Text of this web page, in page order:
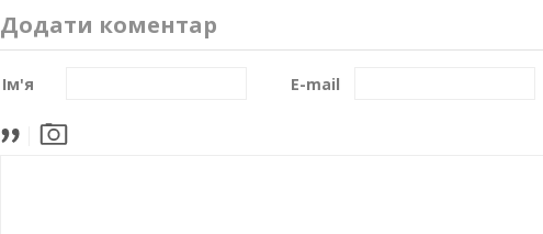
Додати коментар
Ім'я E-mail